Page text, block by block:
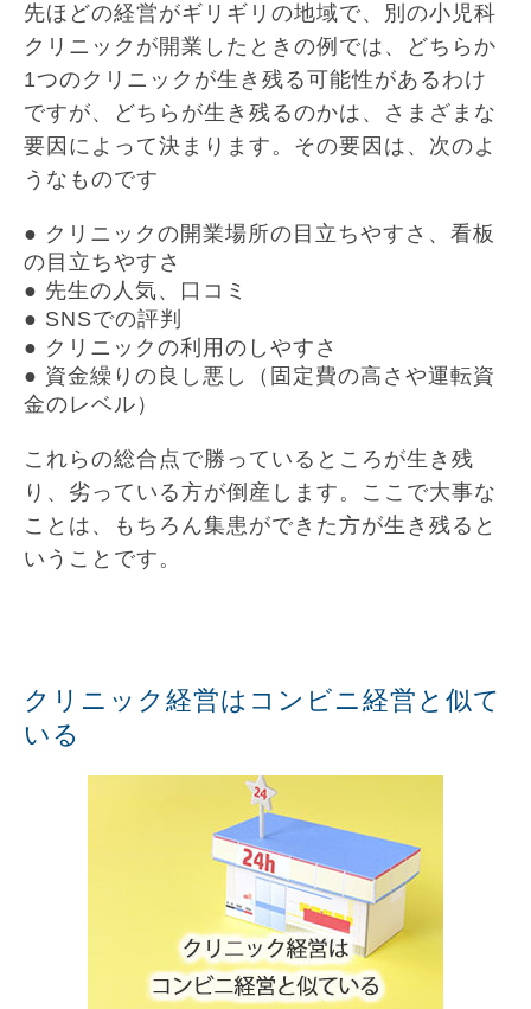
先ほどの経営がギリギリの地域で、別の小児科
クリニックが開業したときの例では、どちらか
1つのクリニックが生き残る可能性があるわけ
ですが、どちらが生き残るのかは、さまざまな
要因によって決まります。その要因は、次のよ
うなものです
● クリニックの開業場所の目立ちやすさ、看板
の目立ちやすさ
● 先生の人気、口コミ
● SNSでの評判
● クリニックの利用のしやすさ
● 資金繰りの良し悪し（固定費の高さや運転資
金のレベル）
これらの総合点で勝っているところが生き残
り、劣っている方が倒産します。ここで大事な
ことは、もちろん集患ができた方が生き残ると
いうことです。
クリニック経営はコンビニ経営と似て
いる